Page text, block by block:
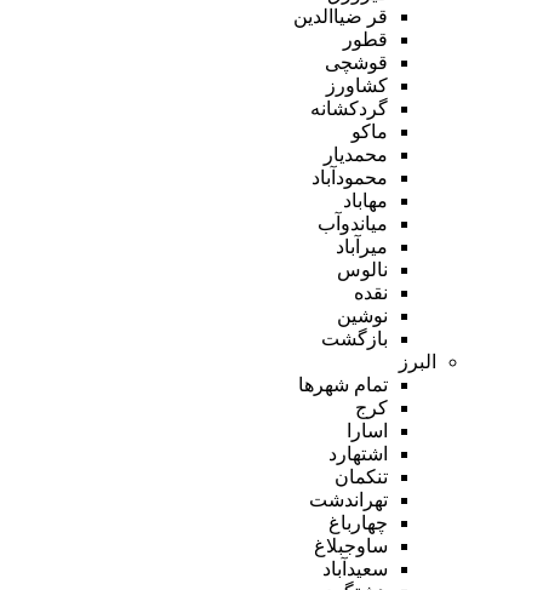
قر ضیاالدین
قطور
قوشچی
کشاورز
گردکشانه
ماکو
محمدیار
محمودآباد
مهاباد
میاندوآب
میرآباد
نالوس
نقده
نوشین
بازگشت
البرز
تمام شهر‌ها
کرج
اسارا
اشتهارد
تنکمان
تهراندشت
چهارباغ
ساوجبلاغ
سعیدآباد